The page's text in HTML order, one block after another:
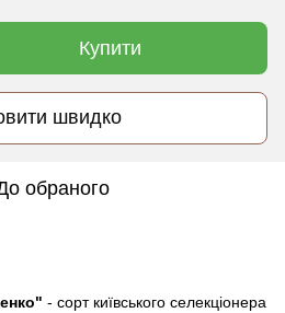
Купити
швидко
обраного
- сорт київського селекціонера